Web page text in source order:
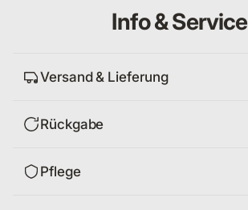
Info & Service
Versand & Lieferung
Rückgabe
Pflege